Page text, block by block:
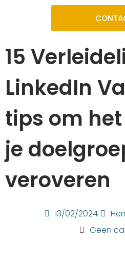
15
LinkedIn
tips om
je
veroveren
13/02/2024
Geen